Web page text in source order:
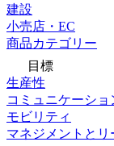
建設
小売店・EC
商品カテゴリー
目標
生産性
コミュニケーショ
モビリティ
マネジメントと